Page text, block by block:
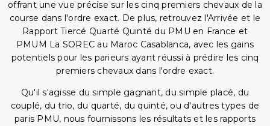
offrant une vue précise sur les cinq premiers chevaux de la
course dans l'ordre exact. De plus, retrouvez l'Arrivée et le
Rapport Tiercé Quarté Quinté du PMU en France et
PMUM La SOREC au Maroc Casablanca, avec les gains
potentiels pour les parieurs ayant réussi à prédire les cinq
premiers chevaux dans l'ordre exact.
Qu'il s'agisse du simple gagnant, du simple placé, du
couplé, du trio, du quarté, du quinté, ou d'autres types de
paris PMU, nous fournissons les résultats et les rapports